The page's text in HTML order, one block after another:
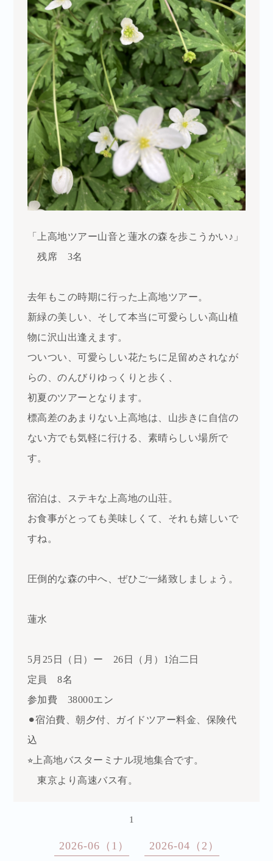
「上高地ツアー山音と蓮水の森を歩こうかい♪」
残席 3名
去年もこの時期に行った上高地ツアー。
新緑の美しい、そして本当に可愛らしい高山植
物に沢山出逢えます。
ついつい、可愛らしい花たちに足留めされなが
らの、のんびりゆっくりと歩く、
初夏のツアーとなります。
標高差のあまりない上高地は、山歩きに自信の
ない方でも気軽に行ける、 素晴らしい場所で
す。
宿泊は、ステキな上高地の山荘。
お食事がとっても美味しくて、それも嬉しいで
すね。
圧倒的な森の中へ、ぜひご一緒致しましょう。
蓮水
5月25日（日）ー 26日（月）1泊二日
定員 8名
参加費 38000エン
⚫︎宿泊費、朝夕付、ガイドツアー料金、保険代
込
⭐︎上高地バスターミナル現地集合です。
東京より高速バス有。
1
2026-06（1） 2026-04（2）